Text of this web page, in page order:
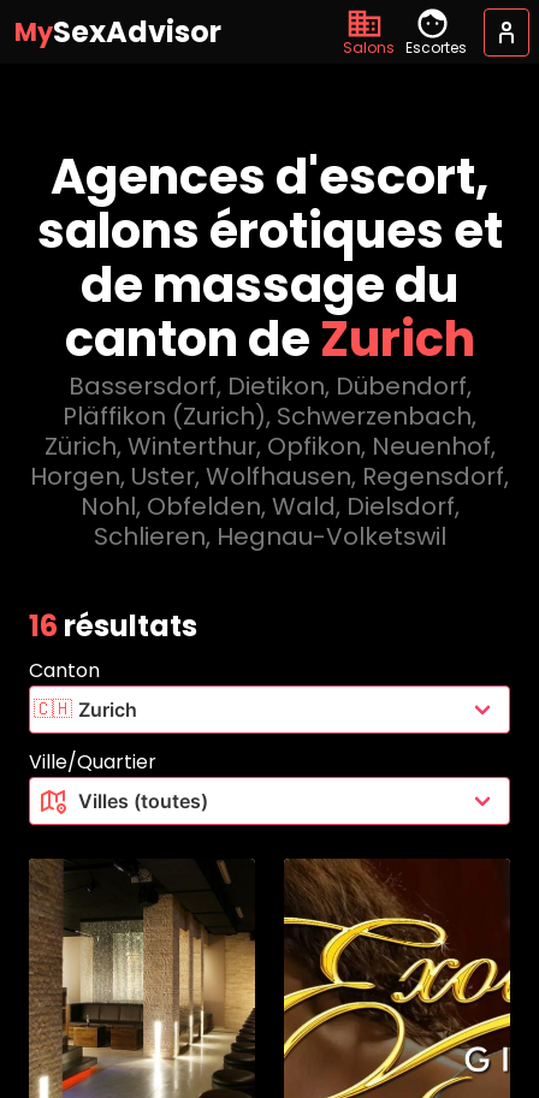
MySexAdvisor Salons Escortes
Agences d'escort,
salons érotiques et
de massage du
canton deZurich
Bassersdorf, Dietikon, Dübendorf,
Pläffikon (Zurich), Schwerzenbach,
Zürich, Winterthur, Opfikon, Neuenhof,
Horgen, Uster, Wolfhausen, Regensdorf,
Nohl, Obfelden, Wald, Dielsdorf,
Schlieren, Hegnau-Volketswil
16 résultats
Canton
🇨🇭
Ville/Quartier